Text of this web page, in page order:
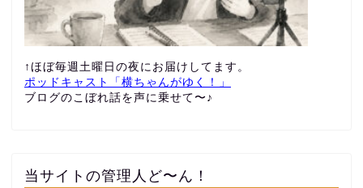
↑ほぼ毎週土曜日の夜にお届けしてます。
ポッドキャスト「横ちゃんがゆく！」
ブログのこぼれ話を声に乗せて〜♪
当サイトの管理人ど〜ん！